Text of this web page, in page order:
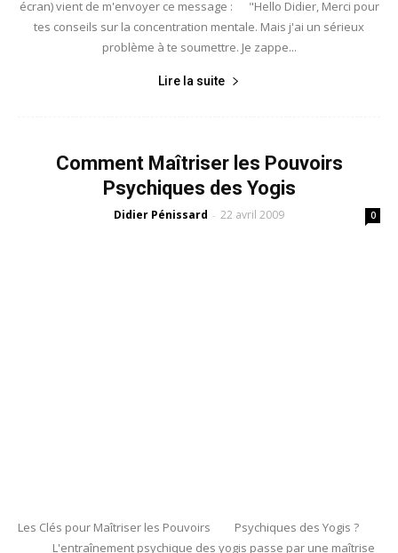
écran) vient de m'envoyer ce message : "Hello Didier, Merci pour
tes conseils sur la concentration mentale. Mais j'ai un sérieux
problème à te soumettre. Je zappe...
Lire la suite
Comment Maîtriser les Pouvoirs
Psychiques des Yogis
Didier Pénissard - 22 avril 2009 0
Les Clés pour Maîtriser les Pouvoirs Psychiques des Yogis ?
L'entraînement psychique des yogis passe par une maîtrise